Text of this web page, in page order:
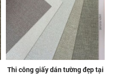
Thi công giấy dán tường đẹp tại